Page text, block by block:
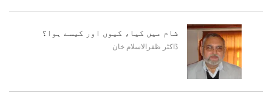
شام میں کیا، کیوں اور کیسے ہوا؟
ڈاکٹر ظفرالاسلام خان